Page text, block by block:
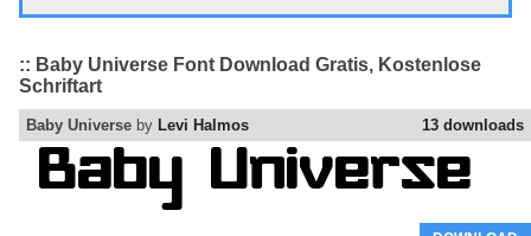
:: Baby Universe Font Download Gratis, Kostenlose
Schriftart
13 downloads
Baby Universe by Levi Halmos